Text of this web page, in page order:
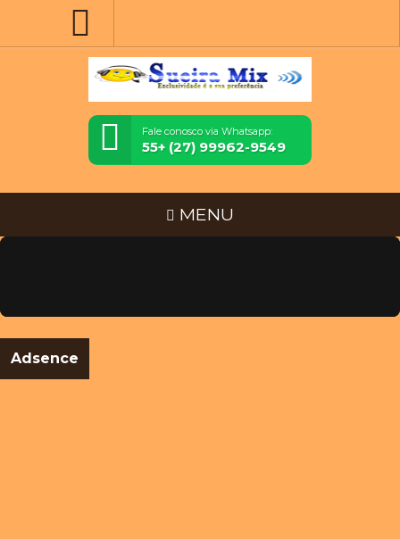
Fale conosco via Whatsapp:
55+ (27) 99962-9549
MENU
Adsence